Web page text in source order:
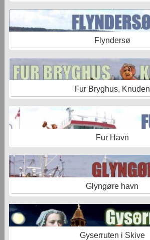
Flyndersø
Fur Bryghus, Knuden
Fur Havn
Glyngøre havn
Gyserruten i Skive